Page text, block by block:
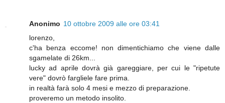
Anonimo 10 ottobre 2009 alle ore 03:41
lorenzo,
c'ha benza eccome! non dimentichiamo che viene dalle
sgamelate di 26km...
lucky ad aprile dovrà già gareggiare, per cui le "ripetute
vere" dovrò fargliele fare prima.
in realtà farà solo 4 mesi e mezzo di preparazione.
proveremo un metodo insolito.